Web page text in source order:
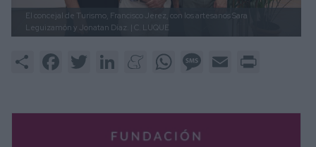
El concejal de Turismo, Francisco Jerez, con los artesanos Sara
Leguizamón y Jonatan Díaz. | C. LUQUE
Share FacebookTwitter LinkedInMeneameWhatsAppMessage
Email